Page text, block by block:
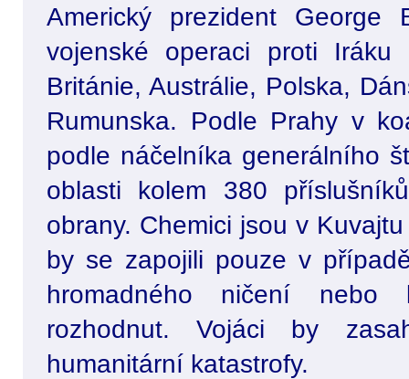
Americký prezident
vojenské operaci proti
Británie, Austrálie, Polska,
Rumunska. Podle Prahy v
podle náčelníka generálního
oblasti kolem 380
obrany. Chemici jsou v
by se zapojili pouze v
hromadného ničení
rozhodnut. Vojáci by
humanitární katastrofy.